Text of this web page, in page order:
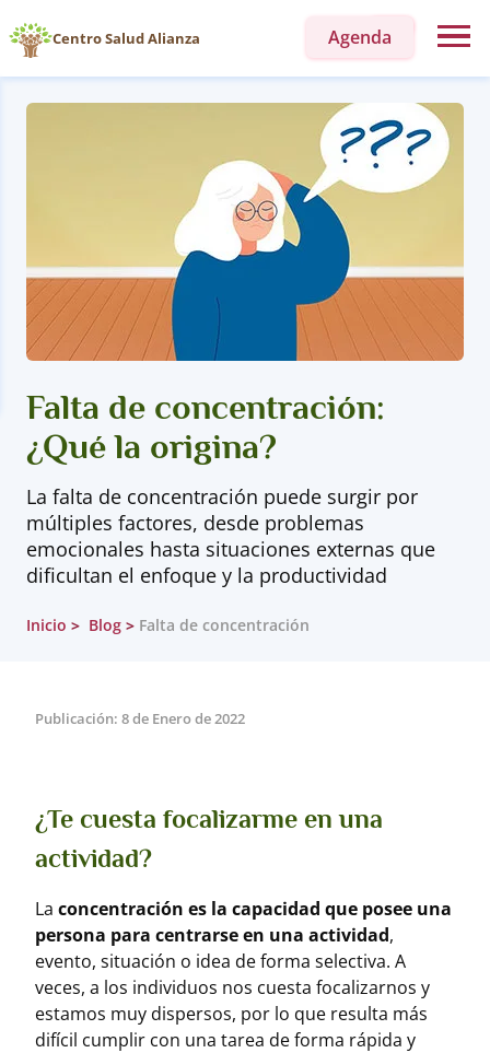
Centro Salud Alianza Agenda
Falta de concentración:
¿Qué la origina?
La falta de concentración puede surgir por
múltiples factores, desde problemas
emocionales hasta situaciones externas que
dificultan el enfoque y la productividad
Inicio Blog Falta de concentración
Publicación: 8 de Enero de 2022
¿Te cuesta focalizarme en una
actividad?
La concentración es la capacidad que posee una
persona para centrarse en una actividad,
evento, situación o idea de forma selectiva. A
veces, a los individuos nos cuesta focalizarnos y
estamos muy dispersos, por lo que resulta más
difícil cumplir con una tarea de forma rápida y